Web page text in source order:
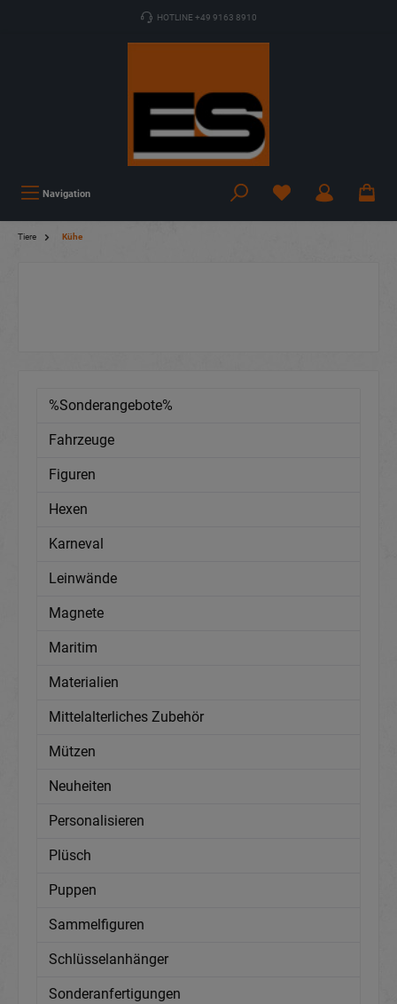
HOTLINE +49 9163 8910
Navigation
Tiere Kühe
%Sonderangebote%
Fahrzeuge
Figuren
Hexen
Karneval
Leinwände
Magnete
Maritim
Materialien
Mittelalterliches Zubehör
Mützen
Neuheiten
Personalisieren
Plüsch
Puppen
Sammelfiguren
Schlüsselanhänger
Sonderanfertigungen